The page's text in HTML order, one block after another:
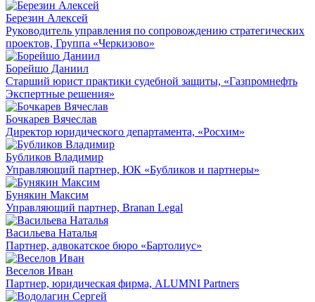
Березин Алексей
Руководитель управления по сопровождению стратегических
проектов, Группа «Черкизово»
Борейшо Даниил
Старший юрист практики судебной защиты, «Газпромнефть
Экспертные решения»
Бочкарев Вячеслав
Директор юридического департамента, «Росхим»
Бубликов Владимир
Управляющий партнер, ЮК «Бубликов и партнеры»
Бунякин Максим
Управляющий партнер, Branan Legal
Васильева Наталья
Партнер, адвокатское бюро «Бартолиус»
Веселов Иван
Партнер, юридическая фирма, ALUMNI Partners